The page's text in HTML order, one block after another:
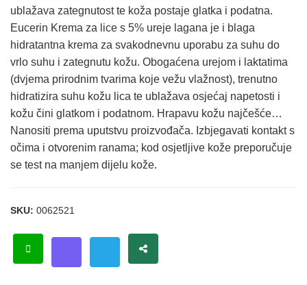
ublažava zategnutost te koža postaje glatka i podatna.
Eucerin Krema za lice s 5% ureje lagana je i blaga
hidratantna krema za svakodnevnu uporabu za suhu do
vrlo suhu i zategnutu kožu. Obogaćena urejom i laktatima
(dvjema prirodnim tvarima koje vežu vlažnost), trenutno
hidratizira suhu kožu lica te ublažava osjećaj napetosti i
kožu čini glatkom i podatnom. Hrapavu kožu najčešće…
Nanositi prema uputstvu proizvođača. Izbjegavati kontakt s
očima i otvorenim ranama; kod osjetljive kože preporučuje
se test na manjem dijelu kože.
SKU: 0062521